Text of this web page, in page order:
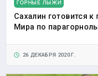
ГОРНЫЕ ЛЫЖИ
Сахалин готовится
Мира по
26 ДЕКАБРЯ 2020 Г.